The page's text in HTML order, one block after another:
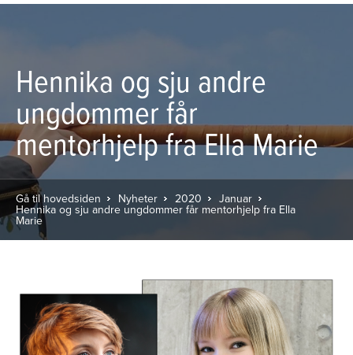
Hennika og sju andre
ungdommer får
mentorhjelp fra Ella Marie
Gå til hovedsiden Nyheter 2020 Januar
Hennika og sju andre ungdommer får mentorhjelp fra Ella
Marie